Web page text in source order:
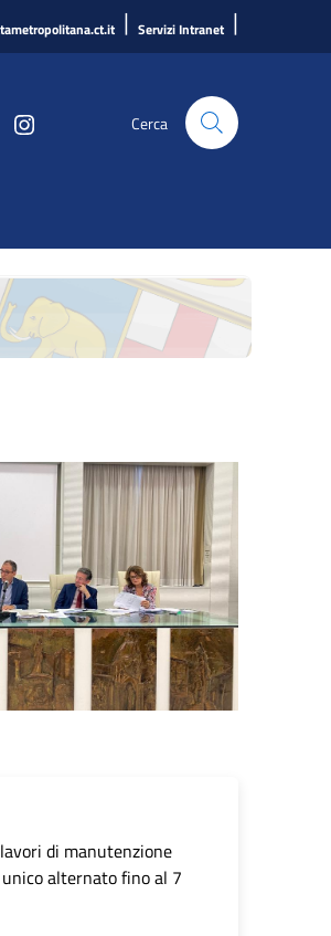
| Servizi Intranet |
Cerca
di manutenzione
unico alternato fino al 7